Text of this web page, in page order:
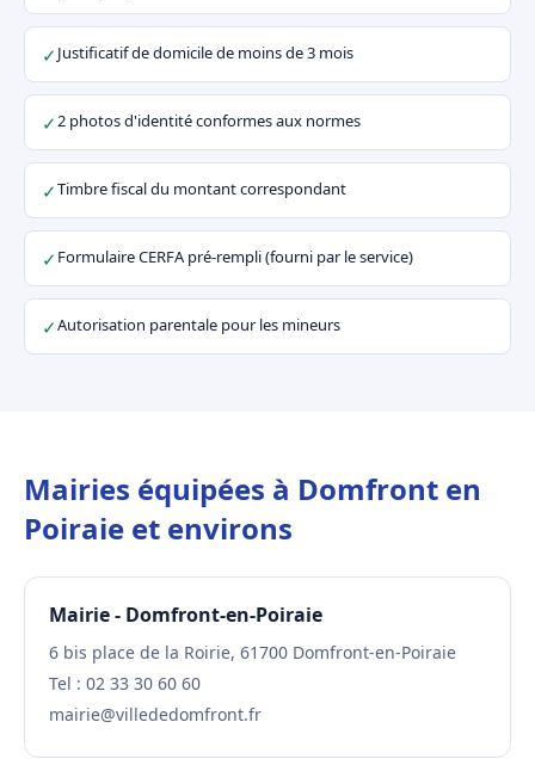
✓Justificatif de domicile de moins de 3 mois
✓2 photos d'identité conformes aux normes
✓Timbre fiscal du montant correspondant
✓ Formulaire CERFA pré-rempli (fourni par le service)
✓Autorisation parentale pour les mineurs
Mairies équipées à Domfront en
Poiraie et environs
Mairie - Domfront-en-Poiraie
6 bis place de la Roirie, 61700 Domfront-en-Poiraie
Tel : 02 33 30 60 60
mairie@villededomfront.fr